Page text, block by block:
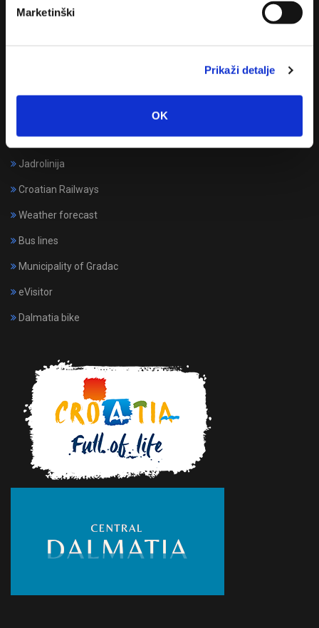
Marketinški
Prikaži detalje
OK
+385 (0)21 628 222
Jadrolinija
Croatian Railways
Weather forecast
Bus lines
Municipality of Gradac
eVisitor
Dalmatia bike